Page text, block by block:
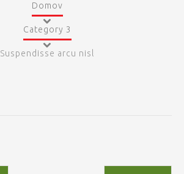
Domov
Category 3
Suspendisse arcu nisl